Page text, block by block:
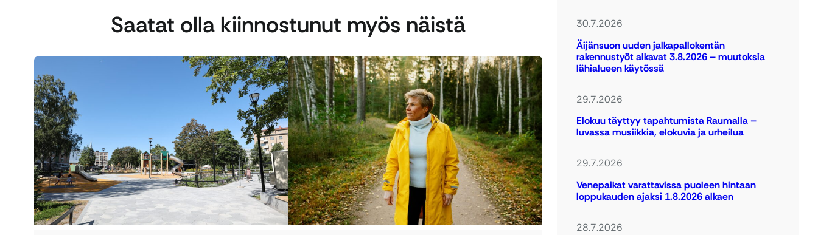
Saatat olla kiinnostunut myös näistä
30.7.2026
Äijänsuon uuden jalkapallokentän
rakennustyöt alkavat 3.8.2026 – muutoksia
lähialueen käytössä
29.7.2026
Elokuu täyttyy tapahtumista Raumalla –
luvassa musiikkia, elokuvia ja urheilua
29.7.2026
Venepaikat varattavissa puoleen hintaan
loppukauden ajaksi 1.8.2026 alkaen
28.7.2026